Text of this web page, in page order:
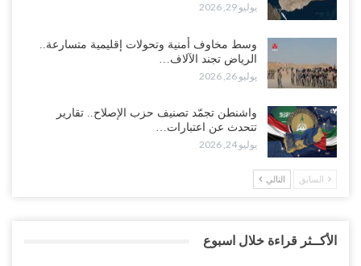
يوليو 29, 2026
وسط مخاوف أمنية وتحولات إقليمية متسارعة..
الرياض تجند الآلاف…
يوليو 26, 2026
واشنطن تجمّد تصنيف حزب الإصلاح.. تقارير
تتحدث عن اعتبارات…
يوليو 24, 2026
السابق التالي
الأكــثر قراءة خلال اسبوع